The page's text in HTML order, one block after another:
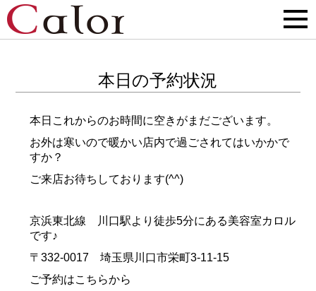
本日の予約状況
本日これからのお時間に空きがまだございます。
お外は寒いので暖かい店内で過ごされてはいかかで
すか？
ご来店お待ちしております(^^)
京浜東北線 川口駅より徒歩5分にある美容室カロル
です♪
〒332-0017 埼玉県川口市栄町3-11-15
ご予約はこちらから